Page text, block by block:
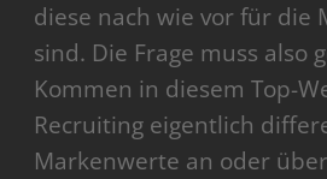
diese nach wie vor für die
sind. Die Frage muss also
Kommen in diesem Top-
Recruiting eigentlich
Markenwerte an oder